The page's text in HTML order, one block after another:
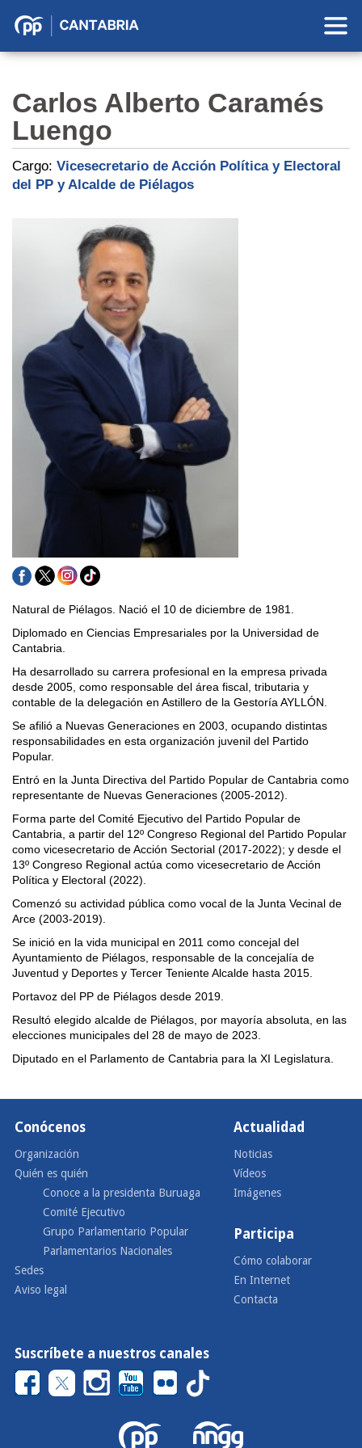
Partido
Cantabria
Carlos Alberto Caramés
Luengo
Cargo: Vicesecretario de Acción Política y Electoral
del PP y Alcalde de Piélagos
Natural de Piélagos. Nació el 10 de diciembre de 1981.
Diplomado en Ciencias Empresariales por la Universidad de
Cantabria.
Ha desarrollado su carrera profesional en la empresa privada
desde 2005, como responsable del área fiscal, tributaria y
contable de la delegación en Astillero de la Gestoría AYLLÓN.
Se afilió a Nuevas Generaciones en 2003, ocupando distintas
responsabilidades en esta organización juvenil del Partido
Popular.
Entró en la Junta Directiva del Partido Popular de Cantabria como
representante de Nuevas Generaciones (2005-2012).
Forma parte del Comité Ejecutivo del Partido Popular de
Cantabria, a partir del 12º Congreso Regional del Partido Popular
como vicesecretario de Acción Sectorial (2017-2022); y desde el
13º Congreso Regional actúa como vicesecretario de Acción
Política y Electoral (2022).
Comenzó su actividad pública como vocal de la Junta Vecinal de
Arce (2003-2019).
Se inició en la vida municipal en 2011 como concejal del
Ayuntamiento de Piélagos, responsable de la concejalía de
Juventud y Deportes y Tercer Teniente Alcalde hasta 2015.
Portavoz del PP de Piélagos desde 2019.
Resultó elegido alcalde de Piélagos, por mayoría absoluta, en las
elecciones municipales del 28 de mayo de 2023.
Diputado en el Parlamento de Cantabria para la XI Legislatura.
Conócenos
Organización
Quién es quién
Conoce a la presidenta Buruaga
Comité Ejecutivo
Grupo Parlamentario Popular
Parlamentarios Nacionales
Sedes
Aviso legal
Actualidad
Noticias
Vídeos
Imágenes
Participa
Cómo colaborar
En Internet
Contacta
Suscríbete a nuestros canales